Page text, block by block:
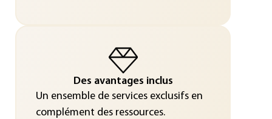
Des avantages inclus
Un ensemble de services exclusifs en
complément des ressources.